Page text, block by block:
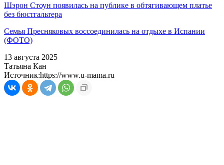
Шэрон Стоун появилась на публике в обтягивающем платье
без бюстгальтера
Семья Пресняковых воссоединилась на отдыхе в Испании
(ФОТО)
13 августа 2025
Татьяна Кан
Источник:https://www.u-mama.ru